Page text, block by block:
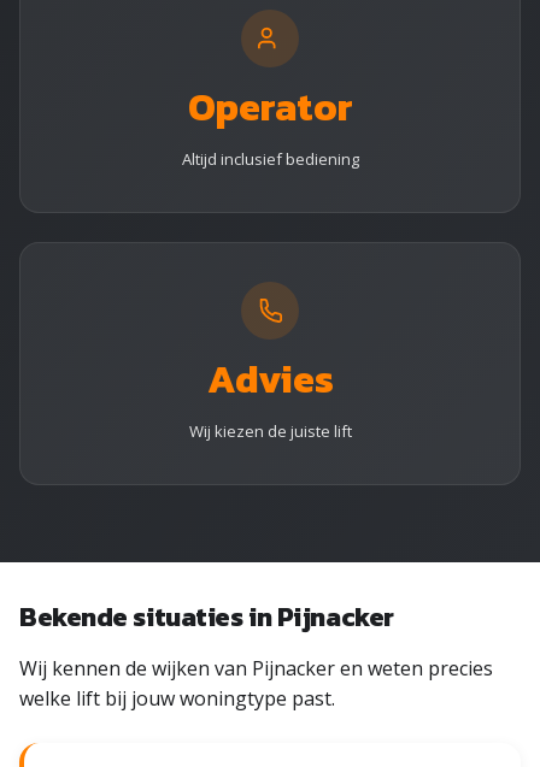
Operator
Altijd inclusief bediening
Advies
Wij kiezen de juiste lift
Bekende situaties in Pijnacker
Wij kennen de wijken van Pijnacker en weten precies
welke lift bij jouw woningtype past.